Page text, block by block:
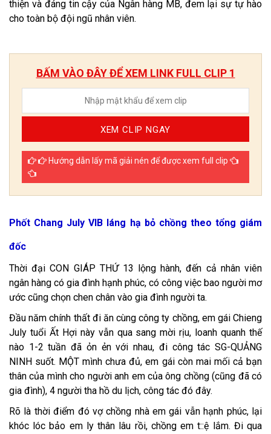
thiện và đáng tin cậy của Ngân hàng MB, đem lại sự tự hào
cho toàn bộ đội ngũ nhân viên.
BẤM VÀO ĐÂY ĐỂ XEM LINK FULL CLIP 1
XEM CLIP NGAY
Hướng dẫn lấy mã giải nén để được xem full clip
Phốt Chang July VIB láng hạ bỏ chồng theo tổng giám
đốc
Thời đại CON GIÁP THỨ 13 lộng hành, đến cả nhân viên
ngân hàng có gia đình hạnh phúc, có công việc bao người mơ
ước cũng chọn chen chân vào gia đình người ta.
Đầu năm chính thất đi ăn cùng công ty chồng, em gái Chieng
July tuổi Ất Hợi này vẫn qua sang mời rịu, loanh quanh thế
nào 1-2 tuần đã ỏn ẻn với nhau, đi công tác SG-QUẢNG
NINH suốt. MỘT mình chưa đủ, em gái còn mai mối cả bạn
thân của mình cho người anh em của ông chồng (cũng đã có
gia đình), 4 người tha hồ du lịch, công tác đó đây.
Rõ là thời điểm đó vợ chồng nhà em gái vẫn hạnh phúc, lại
khóc lóc bảo em ly thân lâu rồi, chồng em t::ệ lắm. Đi qua